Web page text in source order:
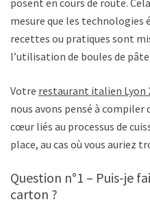
posent en cours de route.
mesure que les technologies
recettes ou pratiques sont
l’utilisation de boules de
Votre restaurant italien Lyon
nous avons pensé à compiler
cœur liés au processus de
place, au cas où vous auriez
Question n°1 – Puis-je
carton ?